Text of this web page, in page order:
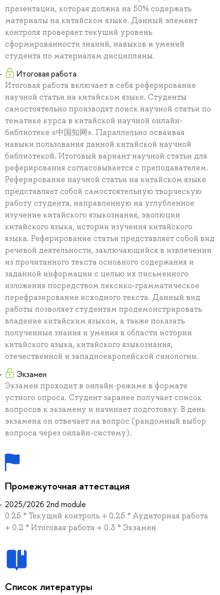
презентации, которая должна на 50% содержать
материалы на китайском языке. Данный элемент
контроля проверяет текущий уровень
сформированности знаний, навыков и умений
студента по материалам дисциплины.
Итоговая работа
Итоговая работа включает в себя реферирование
научной статьи на китайском языке. Студенты
самостоятельно производят поиск научной статьи по
тематике курса в китайской научной онлайн-
библиотеке «中国知网». Параллельно осваивая
навыки пользования данной китайской научной
библиотекой. Итоговый вариант научной статьи для
реферирования согласовывается с преподавателем.
Реферирование научной статьи на китайском языке
представляет собой самостоятельную творческую
работу студента, направленную на углубленное
изучение китайского языкознания, эволюции
китайского языка, истории изучения китайского
языка. Реферирование статьи представляет собой вид
речевой деятельности, заключающийся в извлечении
из прочитанного текста основного содержания и
заданной информации с целью их письменного
изложения посредством лексико-грамматическое
перефразирование исходного текста. Данный вид
работы позволяет студентам продемонстрировать
владение китайским языком, а также показать
полученные знания и умения в области истории
китайского языка, китайского языкознания,
отечественной и западноевропейской синологии.
Экзамен
Экзамен проходит в онлайн-режиме в формате
устного опроса. Студент заранее получает список
вопросов к экзамену и начинает подготовку. В день
экзамена он отвечает на вопрос (рандомный выбор
вопроса через онлайн-систему).
Промежуточная аттестация
2025/2026 2nd module
0.25 * Текущий контроль + 0.25 * Аудиторная работа
+ 0.2 * Итоговая работа + 0.3 * Экзамен
Список литературы